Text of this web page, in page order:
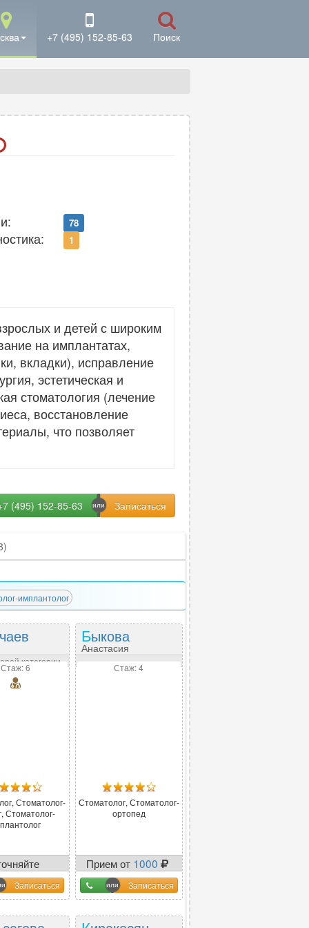
+7 (495) 152-85-63 Поиск
78
1
и детей с широким
на имплантатах,
вкладки), исправление
эстетическая и
стоматология (лечение
восстановление
что позволяет
(495) 152-85-63
имплантолог
категории
Стаж: 6
Стоматолог-
Стоматолог-
Записаться
Быкова
Анастасия
Вадимовна
Стаж: 4
Стоматолог, Стоматолог-
ортопед
Прием от 1000
Записаться